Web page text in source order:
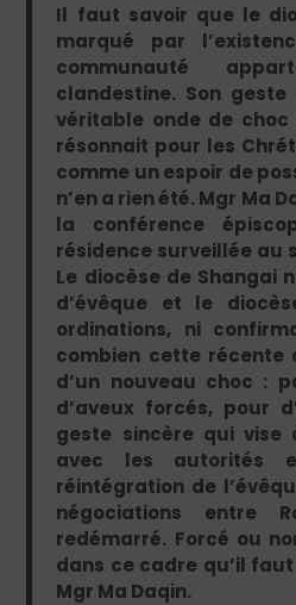
Il faut savoir que le
marqué par
communauté
clandestine. Son
véritable onde de
résonnait pour les
comme un espoir de
n’en a rien été. Mgr Ma
la conférence
résidence surveillée au
Le diocèse de Shangai
d’évêque et le
ordinations, ni
combien cette récente
d’un nouveau choc :
d’aveux forcés, pour
geste sincère qui
avec les autorités
réintégration de
négociations entre
redémarré. Forcé ou
dans ce cadre qu’il
Mgr Ma Daqin.